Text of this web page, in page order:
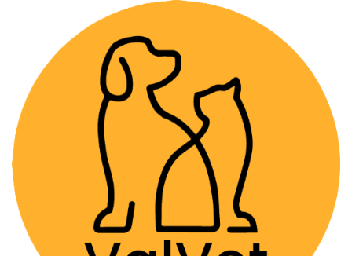
Despacho GRATIS por compras sobre
$89.990(Válido desde Coquimbo hasta Los
Lagos)
Home Alimentos y Snacks
Alimentos Medicados
Virbac HPM Cat U1: Struvite Dissolution 1.5 kg
(Urinary)